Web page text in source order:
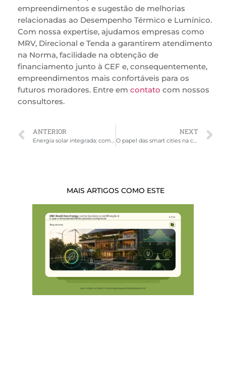
empreendimentos e sugestão de melhorias
relacionadas ao Desempenho Térmico e Lumínico.
Com nossa expertise, ajudamos empresas como
MRV, Direcional e Tenda a garantirem atendimento
na Norma, facilidade na obtenção de
financiamento junto à CEF e, consequentemente,
empreendimentos mais confortáveis para os
futuros moradores. Entre em contato com nossos
consultores.
ANTERIOR
Energia solar integrada: como maximizar a sustentabilidade em empreendimentos certificados
NEXT
O papel das smart cities na construção de um futuro sustentável
MAIS ARTIGOS COMO ESTE